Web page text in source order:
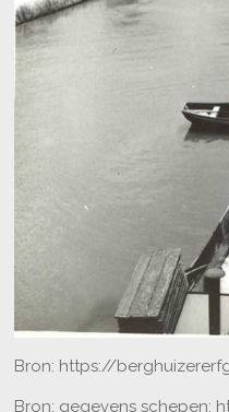
Bron: https://
Bron: gegevens schepen: